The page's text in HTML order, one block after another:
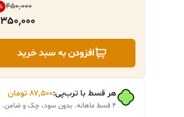
۴۵۰٬۰۰۰
350,000
افزودن به سبد خرید
هر قسط با ترب‌پی:۸۷٬۵۰۰ تومان
۴ قسط ماهانه. بدون سود، چک و ضامن.